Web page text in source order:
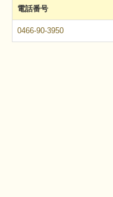
電話番号
0466-90-3950